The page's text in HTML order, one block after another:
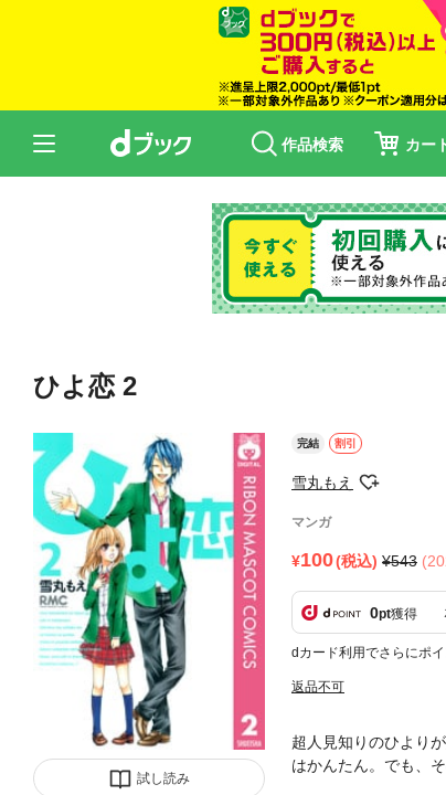
作品検索 カー
ひよ恋 2
試し読み
完結 割引
雪丸もえ
マンガ
100(税込) 543
0pt獲得
dカード利用でさらにポ
返品不可
超人見知りのひより
はかんたん。でも、